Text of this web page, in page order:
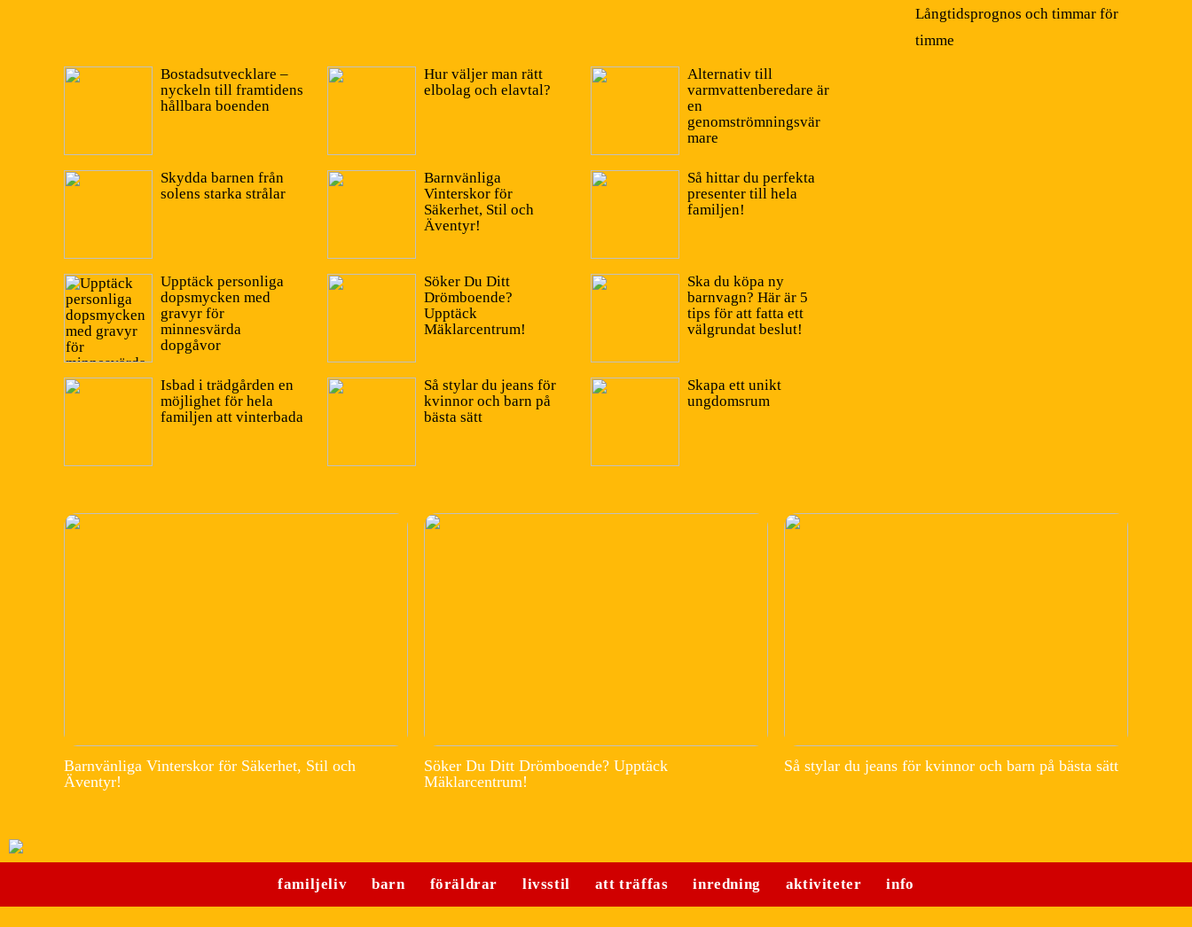
Bostadsutvecklare –
nyckeln till framtidens
hållbara boenden
Skydda barnen från
solens starka strålar
Upptäck personliga
dopsmycken med
gravyr för
minnesvärda
dopgåvor
Isbad i trädgården en
möjlighet för hela
familjen att vinterbada
Hur väljer man rätt
elbolag och elavtal?
Barnvänliga
Vinterskor för
Säkerhet, Stil och
Äventyr!
Söker Du Ditt
Drömboende?
Upptäck
Mäklarcentrum!
Så stylar du jeans för
kvinnor och barn på
bästa sätt
Alternativ till
varmvattenberedare är
en
genomströmningsvär
mare
Så hittar du perfekta
presenter till hela
familjen!
Ska du köpa ny
barnvagn? Här är 5
tips för att fatta ett
välgrundat beslut!
Skapa ett unikt
ungdomsrum
Långtidsprognos och timmar för
timme
Barnvänliga Vinterskor för Säkerhet, Stil och
Äventyr!
Söker Du Ditt Drömboende? Upptäck
Mäklarcentrum!
Så stylar du jeans för kvinnor och barn på bästa sätt
familjeliv barn föräldrar livsstil att träffas inredning aktiviteter info